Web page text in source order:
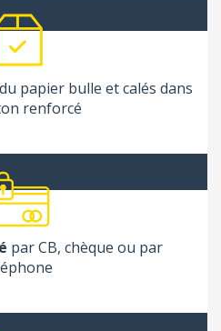
papier bulle et calés dans
renforcé
par CB, chèque ou par